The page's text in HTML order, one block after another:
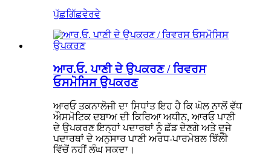
ਪੁੱਛਗਿੱਛਵੇਰਵੇ
ਆਰ.ਓ. ਪਾਣੀ ਦੇ ਉਪਕਰਣ / ਰਿਵਰਸ
ਓਸਮੋਸਿਸ ਉਪਕਰਣ
ਆਰਓ ਤਕਨਾਲੋਜੀ ਦਾ ਸਿਧਾਂਤ ਇਹ ਹੈ ਕਿ ਘੋਲ ਨਾਲੋਂ ਵੱਧ
ਔਸਮੋਟਿਕ ਦਬਾਅ ਦੀ ਕਿਰਿਆ ਅਧੀਨ, ਆਰਓ ਪਾਣੀ
ਦੇ ਉਪਕਰਣ ਇਨ੍ਹਾਂ ਪਦਾਰਥਾਂ ਨੂੰ ਛੱਡ ਦੇਣਗੇ ਅਤੇ ਦੂਜੇ
ਪਦਾਰਥਾਂ ਦੇ ਅਨੁਸਾਰ ਪਾਣੀ ਅਰਧ-ਪਾਰਮੇਬਲ ਝਿੱਲੀ
ਵਿੱਚੋਂ ਨਹੀਂ ਲੰਘ ਸਕਦਾ।